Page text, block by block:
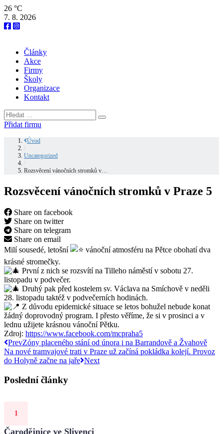
26 °C
7. 8. 2026
Články
Akce
Firmy
Školy
Organizace
Kontakt
Přidat firmu
Úvod
Uncategorized
Rozsvěcení vánočních stromků v…
Rozsvěcení vánočních stromků v Praze 5
Share on facebook
Share on twitter
Share on telegram
Share on email
Milí sousedé, letošní
vánoční atmosféru na Pětce obohatí dva
krásné stromečky.
První z nich se rozsvítí na Tilleho náměstí v sobotu 27.
listopadu v podvečer.
Druhý pak před kostelem sv. Václava na Smíchově v neděli
28. listopadu taktéž v podvečerních hodinách.
Z důvodu epidemické situace se letos bohužel nebude konat
žádný doprovodný program. I přesto věříme, že si v prosinci a v
lednu užijete krásnou vánoční Pětku.
Zdroj: https://www.facebook.com/mcpraha5
PrevZóny placeného stání od února i na Barrandově a Žvahově
Na nové tramvajové trati v Praze už začíná pokládka kolejí. Provoz
do Holyně začne na jaře Next
Poslední články
Čarodějnice ve Slivenci